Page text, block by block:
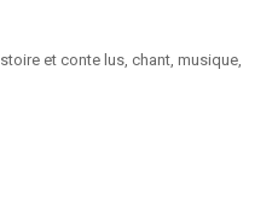
et conte lus, chant, musique,